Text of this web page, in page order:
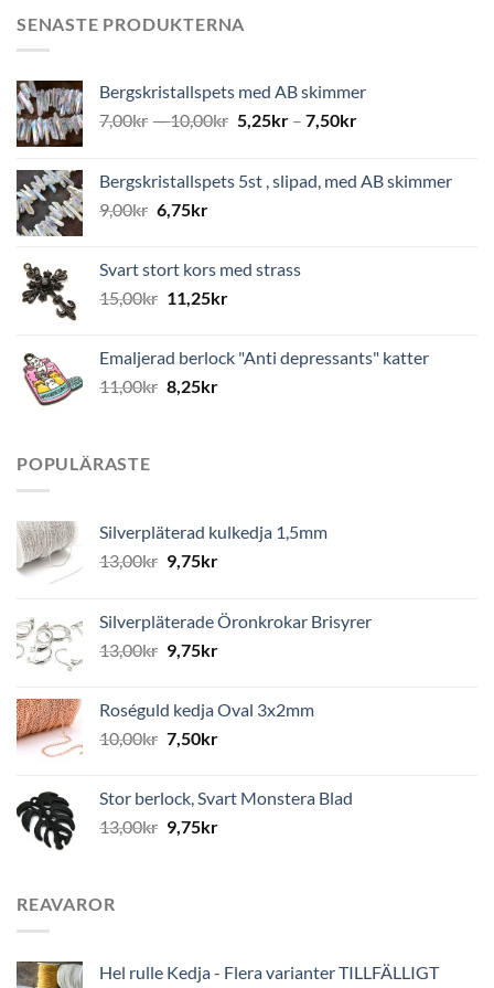
SENASTE PRODUKTERNA
Bergskristallspets med AB skimmer
7,00kr –10,00kr 5,25kr– 7,50kr
Bergskristallspets 5st , slipad, med AB skimmer
9,00kr 6,75kr
Svart stort kors med strass
15,00kr 11,25kr
Emaljerad berlock "Anti depressants" katter
11,00kr 8,25kr
POPULÄRASTE
Silverpläterad kulkedja 1,5mm
13,00kr 9,75kr
Silverpläterade Öronkrokar Brisyrer
13,00kr 9,75kr
Roséguld kedja Oval 3x2mm
10,00kr 7,50kr
Stor berlock, Svart Monstera Blad
13,00kr 9,75kr
REAVAROR
Hel rulle Kedja - Flera varianter TILLFÄLLIGT